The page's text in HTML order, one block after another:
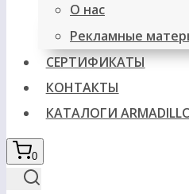
О нас
Рекламные
СЕРТИФИКАТЫ
КОНТАКТЫ
КАТАЛОГИ
0